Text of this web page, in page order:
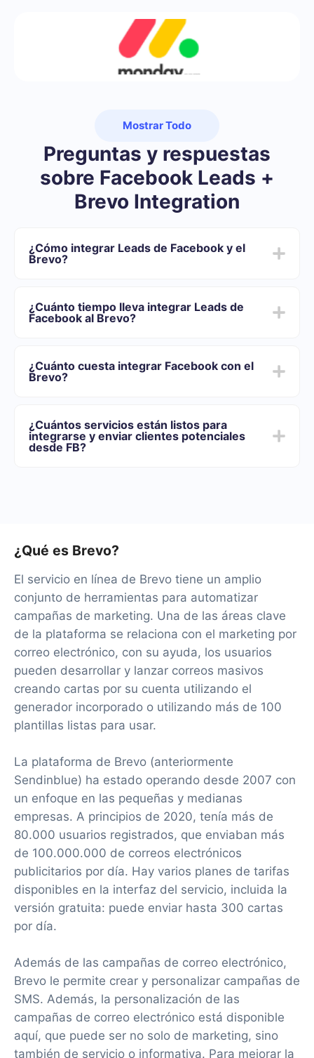
Mostrar Todo
Preguntas y respuestas
sobre Facebook Leads +
Brevo Integration
¿Cómo integrar Leads de Facebook y el
Brevo?
Active la actualización automática
Ahora los datos se transferirán automáticamente
¿Cuánto tiempo lleva integrar Leads de
Facebook al Brevo?
5 y 30 minutos. En promedio, la configuración demora
entre 10 y 15 minutos.
¿Cuánto cuesta integrar Facebook con el
Brevo?
de funcionalidades que mejor se adapte a sus
necesidades. Además, tienes la oportunidad de probar
el servicio de forma gratuita durante 14 días.
¿Cuántos servicios están listos para
integrarse y enviar clientes potenciales
desde FB?
¿Qué es Brevo?
El servicio en línea de Brevo tiene un amplio
conjunto de herramientas para automatizar
campañas de marketing. Una de las áreas clave
de la plataforma se relaciona con el marketing por
correo electrónico, con su ayuda, los usuarios
pueden desarrollar y lanzar correos masivos
creando cartas por su cuenta utilizando el
generador incorporado o utilizando más de 100
plantillas listas para usar.
La plataforma de Brevo (anteriormente
Sendinblue) ha estado operando desde 2007 con
un enfoque en las pequeñas y medianas
empresas. A principios de 2020, tenía más de
80.000 usuarios registrados, que enviaban más
de 100.000.000 de correos electrónicos
publicitarios por día. Hay varios planes de tarifas
disponibles en la interfaz del servicio, incluida la
versión gratuita: puede enviar hasta 300 cartas
por día.
Además de las campañas de correo electrónico,
Brevo le permite crear y personalizar campañas de
SMS. Además, la personalización de las
campañas de correo electrónico está disponible
aquí, que puede ser no solo de marketing, sino
también de servicio o informativa. Para mejorar la